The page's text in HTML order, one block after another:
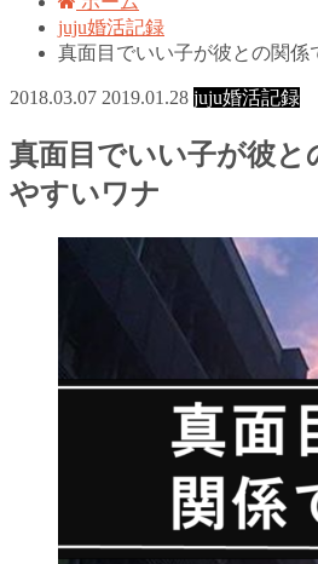
juju婚活記録
真面目でいい子が彼との関係
2018.03.07 2019.01.28 juju婚活記録
真面目でいい子が彼と
やすいワナ